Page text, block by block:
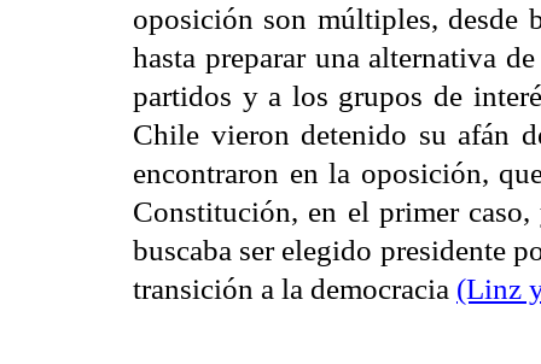
oposición son múltiples, desde
hasta preparar una alternativa
partidos y a los grupos de
Chile vieron detenido su afán
encontraron en la oposición,
Constitución, en el primer
buscaba ser elegido presidente
transición a la democracia (Linz